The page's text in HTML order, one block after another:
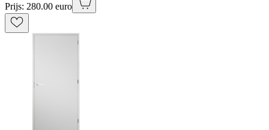
Prijs: 280.00 euro